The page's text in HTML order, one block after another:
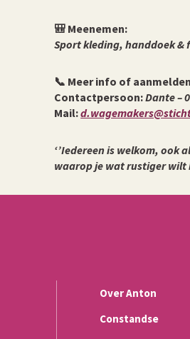
🎒 Meenemen:
Sport kleding, handdoek &
📞 Meer info of
Contactpersoon:Dante –
Mail:
‘’Iedereen is welkom, ook
waarop je wat rustiger wilt
Over Anton
Constandse